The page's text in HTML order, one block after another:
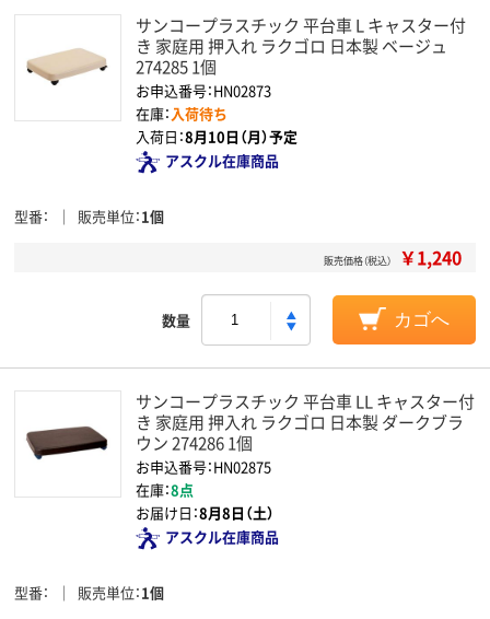
サンコープラスチック 平台車 L キャスター付
き 家庭用 押入れ ラクゴロ 日本製 ベージュ
274285 1個
お申込番号：HN02873
在庫：入荷待ち
入荷日：8月10日（月）予定
アスクル在庫商品
型番 販売単位 1個
販売価格（税込） ￥1,240
数量 カゴへ
サンコープラスチック 平台車 LL キャスター付
き 家庭用 押入れ ラクゴロ 日本製 ダークブラ
ウン 274286 1個
お申込番号：HN02875
在庫：8点
お届け日：8月8日（土）
アスクル在庫商品
型番 販売単位 1個